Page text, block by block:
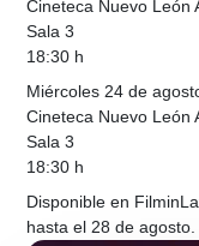
Cineteca Nuevo León
Sala 3
18:30 h
Miércoles 24 de
Cineteca Nuevo León
Sala 3
18:30 h
Disponible en
hasta el 28 de agosto.